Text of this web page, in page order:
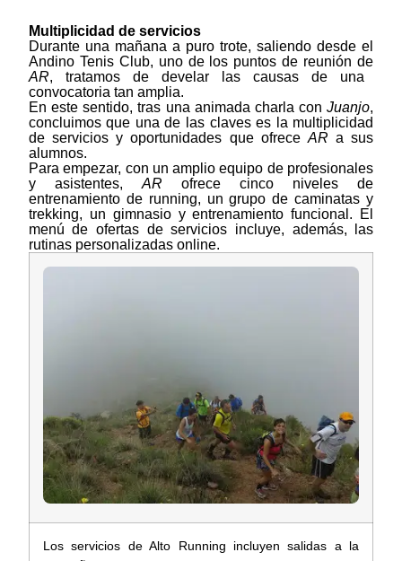
Multiplicidad de servicios
Durante una mañana a puro trote, saliendo desde el
Andino Tenis Club, uno de los puntos de reunión de
AR, tratamos de develar las causas de una
convocatoria tan amplia.
En este sentido, tras una animada charla conJuanjo,
concluimos que una de las claves es la multiplicidad
de servicios y oportunidades que ofrece AR a sus
alumnos.
Para empezar, con un amplio equipo de profesionales
y asistentes, ARofrece cinco niveles de
entrenamiento de running, un grupo de caminatas y
trekking, un gimnasio y entrenamiento funcional. El
menú de ofertas de servicios incluye, además, las
rutinas personalizadas online.
Los servicios de Alto Running incluyen salidas a la